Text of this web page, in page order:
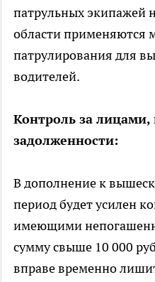
патрульных экипажей
области применяются
патрулирования для
водителей.
Контроль за
задолженности:
В дополнение к
период будет усилен
имеющими
сумму свыше 10 000
вправе временно